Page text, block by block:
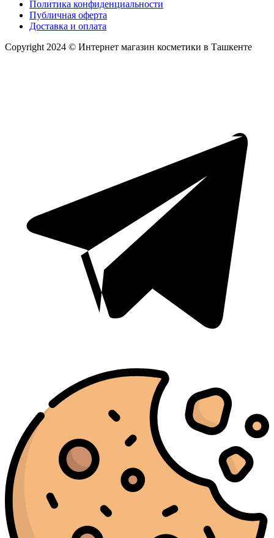
Политика конфиденциальности
Публичная оферта
Доставка и оплата
Copyright 2024 © Интернет магазин косметики в Ташкенте